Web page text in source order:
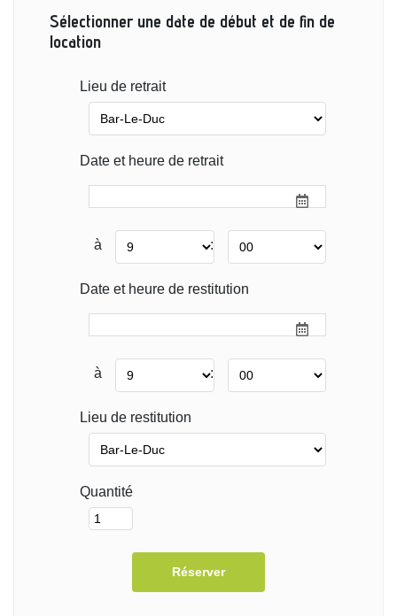
Sélectionner une date de début et de fin de
location
Lieu de retrait
Date et heure de retrait
à :
Date et heure de restitution
à :
Lieu de restitution
Quantité